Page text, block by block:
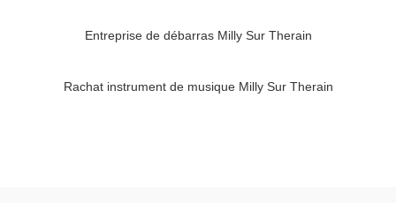
Entreprise de débarras Milly Sur Therain
Rachat instrument de musique Milly Sur Therain